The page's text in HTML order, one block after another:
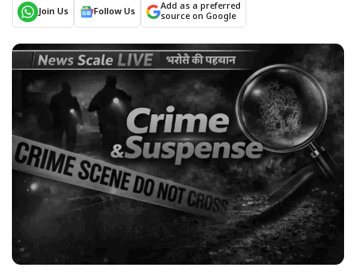
Join Us
Follow Us
Add as a preferred
source on Google